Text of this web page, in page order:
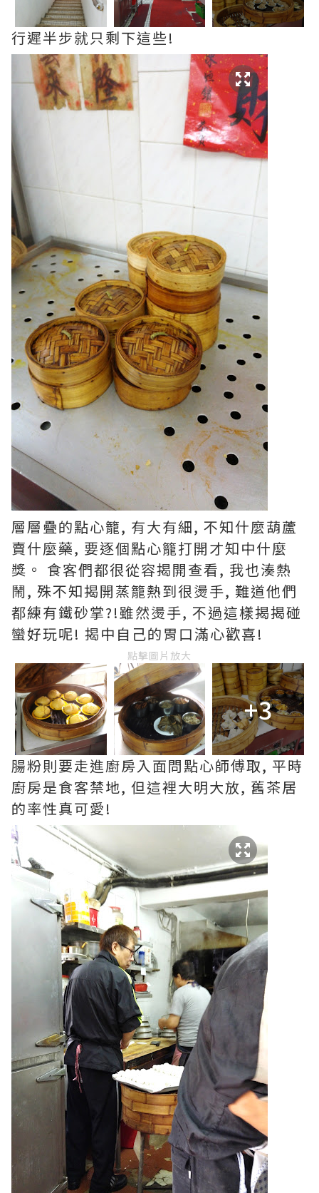
行遲半步就只剩下這些!
層層疊的點心籠, 有大有細, 不知什麼葫蘆
賣什麼藥, 要逐個點心籠打開才知中什麼
獎。 食客們都很從容揭開查看, 我也湊熱
鬧, 殊不知揭開蒸籠熱到很燙手, 難道他們
都練有鐵砂掌?!雖然燙手, 不過這樣揭揭碰
蠻好玩呢! 揭中自己的胃口滿心歡喜!
點擊圖片放大
+3
腸粉則要走進廚房入面問點心師傅取, 平時
廚房是食客禁地, 但這裡大明大放, 舊茶居
的率性真可愛!